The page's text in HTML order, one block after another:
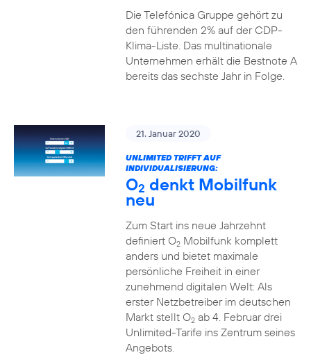
Die Telefónica Gruppe gehört zu
den führenden 2% auf der CDP-
Klima-Liste. Das multinationale
Unternehmen erhält die Bestnote A
bereits das sechste Jahr in Folge.
21. Januar 2020
UNLIMITED TRIFFT AUF
INDIVIDUALISIERUNG:
O2 denkt Mobilfunk
neu
Zum Start ins neue Jahrzehnt
definiert O2Mobilfunk komplett
anders und bietet maximale
persönliche Freiheit in einer
zunehmend digitalen Welt: Als
erster Netzbetreiber im deutschen
Markt stellt O2ab 4. Februar drei
Unlimited-Tarife ins Zentrum seines
Angebots.